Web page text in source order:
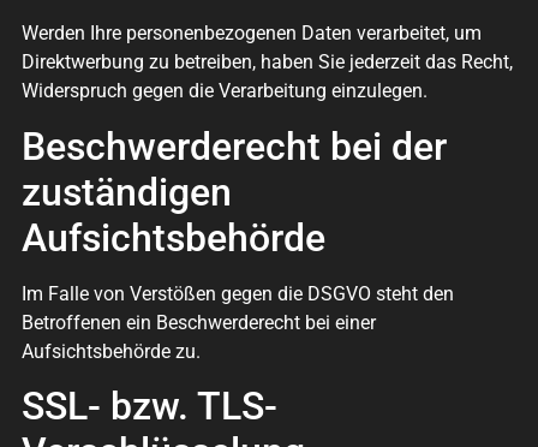
Werden Ihre personenbezogenen Daten verarbeitet, um
Direktwerbung zu betreiben, haben Sie jederzeit das Recht,
Widerspruch gegen die Verarbeitung einzulegen.
Beschwerderecht bei der
zuständigen
Aufsichtsbehörde
Im Falle von Verstößen gegen die DSGVO steht den
Betroffenen ein Beschwerderecht bei einer
Aufsichtsbehörde zu.
SSL- bzw. TLS-